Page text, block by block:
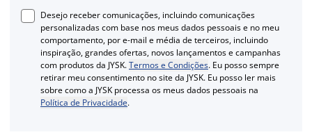
Desejo receber comunicações, incluindo comunicações
personalizadas com base nos meus dados pessoais e no meu
comportamento, por e-mail e média de terceiros, incluindo
inspiração, grandes ofertas, novos lançamentos e campanhas
com produtos da JYSK.Termos e Condições. Eu posso sempre
retirar meu consentimento no site da JYSK. Eu posso ler mais
sobre como a JYSK processa os meus dados pessoais na
Política de Privacidade.